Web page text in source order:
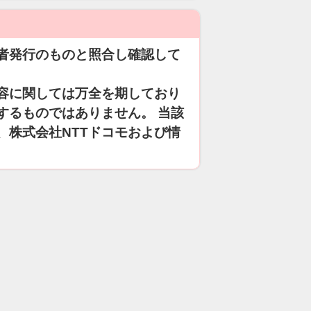
発行のものと照合し確認して
に関しては万全を期しており
るものではありません。 当該
株式会社NTTドコモおよび情